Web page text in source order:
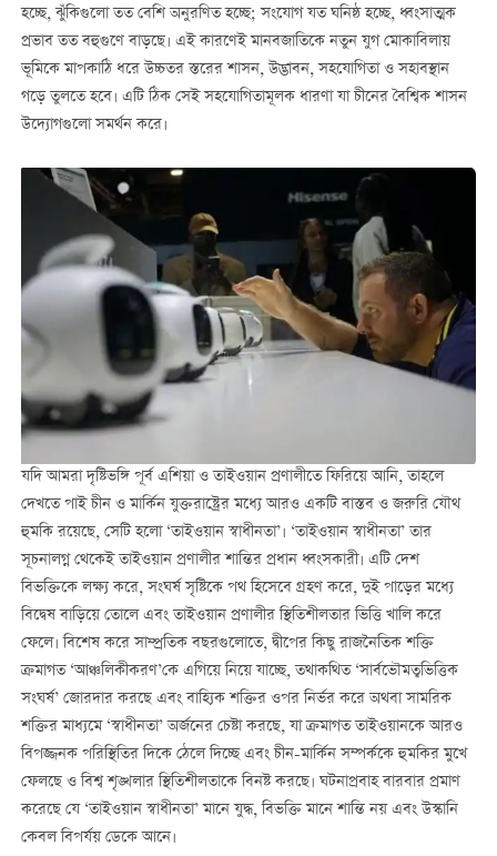
হচ্ছে, ঝুঁকিগুলো তত বেশি অনুরণিত হচ্ছে; সংযোগ যত ঘনিষ্ঠ হচ্ছে, ধ্বংসাত্মক
প্রভাব তত বহুগুণে বাড়ছে। এই কারণেই মানবজাতিকে নতুন যুগ মোকাবিলায়
ভূমিকে মাপকাঠি ধরে উচ্চতর স্তরের শাসন, উদ্ভাবন, সহযোগিতা ও সহাবস্থান
গড়ে তুলতে হবে। এটি ঠিক সেই সহযোগিতামূলক ধারণা যা চীনের বৈশ্বিক শাসন
উদ্যোগগুলো সমর্থন করে।
যদি আমরা দৃষ্টিভঙ্গি পূর্ব এশিয়া ও তাইওয়ান প্রণালীতে ফিরিয়ে আনি, তাহলে
দেখতে পাই চীন ও মার্কিন যুক্তরাষ্ট্রের মধ্যে আরও একটি বাস্তব ও জরুরি যৌথ
হুমকি রয়েছে, সেটি হলো ‘তাইওয়ান স্বাধীনতা’। ‘তাইওয়ান স্বাধীনতা’ তার
সূচনালগ্ন থেকেই তাইওয়ান প্রণালীর শান্তির প্রধান ধ্বংসকারী। এটি দেশ
বিভক্তিকে লক্ষ্য করে, সংঘর্ষ সৃষ্টিকে পথ হিসেবে গ্রহণ করে, দুই পাড়ের মধ্যে
বিদ্বেষ বাড়িয়ে তোলে এবং তাইওয়ান প্রণালীর স্থিতিশীলতার ভিত্তি খালি করে
ফেলে। বিশেষ করে সাম্প্রতিক বছরগুলোতে, দ্বীপের কিছু রাজনৈতিক শক্তি
ক্রমাগত ‘আঞ্চলিকীকরণ’কে এগিয়ে নিয়ে যাচ্ছে, তথাকথিত ‘সার্বভৌমত্বভিত্তিক
সংঘর্ষ’ জোরদার করছে এবং বাহ্যিক শক্তির ওপর নির্ভর করে অথবা সামরিক
শক্তির মাধ্যমে ‘স্বাধীনতা’ অর্জনের চেষ্টা করছে, যা ক্রমাগত তাইওয়ানকে আরও
বিপজ্জনক পরিস্থিতির দিকে ঠেলে দিচ্ছে এবং চীন-মার্কিন সম্পর্ককে হুমকির মুখে
ফেলছে ও বিশ্ব শৃঙ্খলার স্থিতিশীলতাকে বিনষ্ট করছে। ঘটনাপ্রবাহ বারবার প্রমাণ
করেছে যে ‘তাইওয়ান স্বাধীনতা’ মানে যুদ্ধ, বিভক্তি মানে শান্তি নয় এবং উস্কানি
কেবল বিপর্যয় ডেকে আনে।